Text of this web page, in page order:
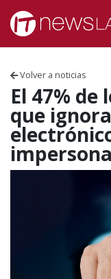
Skip to content
Volver a noticias
El 47%
que